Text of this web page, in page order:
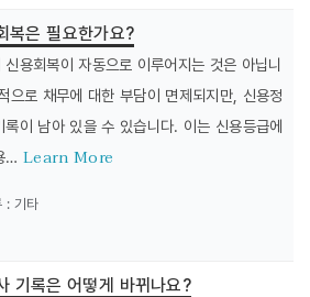
복은 필요한가요?
용회복이 자동으로 이루어지는 것은 아닙니
으로 채무에 대한 부담이 면제되지만, 신용정
록이 남아 있을 수 있습니다. 이는 신용등급에
…Learn More
: 기타
기록은 어떻게 바뀌나요?